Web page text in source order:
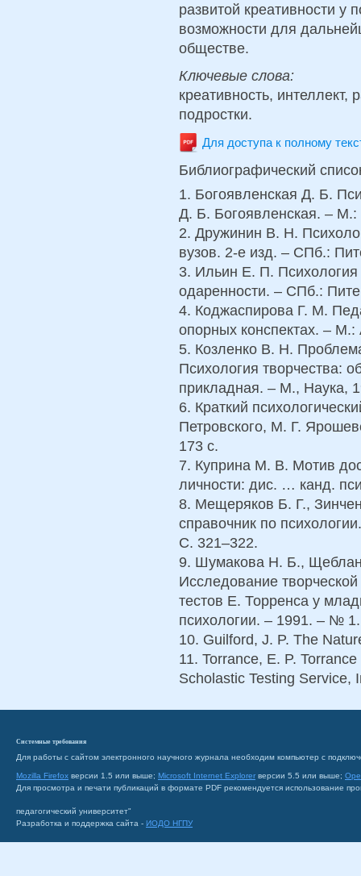
развитой креативности у
возможности для
обществе.
Ключевые слова:
креативность, интеллект,
подростки.
Для доступа к полному
Библиографический
1. Богоявленская Д. Б.
Д. Б. Богоявленская. –
2. Дружинин В. Н.
вузов. 2-е изд. – СПб.:
3. Ильин Е. П. Психология
одаренности. – СПб.:
4. Коджаспирова Г. М.
опорных конспектах. –
5. Козленко В. Н.
Психология творчества:
прикладная. – М., Наука,
6. Краткий
Петровского, М. Г.
173 с.
7. Куприна М. В. Мотив
личности: дис. … канд.
8. Мещеряков Б. Г.,
справочник по
С. 321–322.
9. Шумакова Н. Б.,
Исследование
тестов Е. Торренса у
психологии. – 1991. – №
10. Guilford, J. P. The
11. Torrance, E. P.
Scholastic Testing Service,
Системные требования
Для работы с сайтом электронного научного журнала необходим компьютер с
Mozilla Firefox версии 1.5 или выше; Microsoft Internet Explorer версии 5.5 или выше;
Для просмотра и печати публикаций в формате PDF рекомендуется использование
педагогический университет"
Разработка и поддержка сайта - ИОДО НГПУ